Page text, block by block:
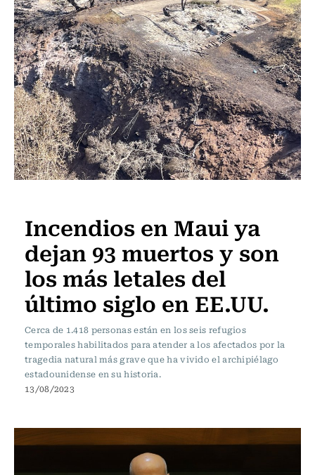
Incendios en Maui ya
dejan 93 muertos y son
los más letales del
último siglo en EE.UU.
Cerca de 1.418 personas están en los seis refugios
temporales habilitados para atender a los afectados por la
tragedia natural más grave que ha vivido el archipiélago
estadounidense en su historia.
13/08/2023